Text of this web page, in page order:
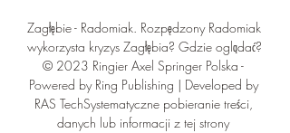
Zagłębie - Radomiak. Rozpędzony Radomiak
wykorzysta kryzys Zagłębia? Gdzie oglądać?
© 2023 Ringier Axel Springer Polska -
Powered by Ring Publishing | Developed by
RAS TechSystematyczne pobieranie treści,
danych lub informacji z tej strony